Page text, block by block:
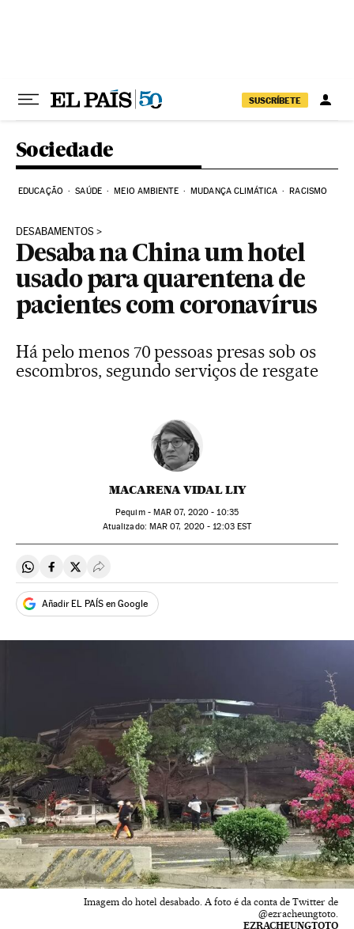
SUSCRÍBETE
Sociedade
EDUCAÇÃO SAÚDE MEIO AMBIENTE MUDANÇA CLIMÁTICA RACISMO
DESABAMENTOS
Desaba na China um hotel
usado para quarentena de
pacientes com coronavírus
Há pelo menos 70 pessoas presas sob os
escombros, segundo serviços de resgate
MACARENA VIDAL LIY
Pequim - MAR 07, 2020 - 10:35
atualizado: MAR 07, 2020 - 12:03EST
Compartir en Whatsapp
Compartir en Facebook
Compartir en Twitter
Desplegar Redes Sociales
Añadir EL PAÍS en Google
Imagem do hotel desabado. A foto é da conta de Twitter de
@ezracheungtoto.
EZRACHEUNGTOTO